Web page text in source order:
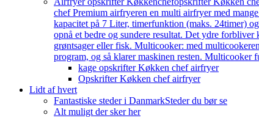
chef Premium airfryeren en multi airfryer med
kapacitet på 7 Liter, timerfunktion (maks. 24timer)
opnå et bedre og sundere resultat. Det ydre
grøntsager eller fisk. Multicooker: med
program, og så klarer maskinen resten.
kage opskrifter Køkken chef airfryer
Opskrifter Køkken chef airfryer
Lidt af hvert
Fantastiske steder i DanmarkSteder du bør se
Alt muligt der sker her